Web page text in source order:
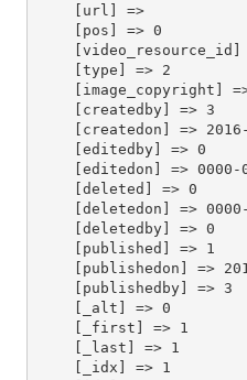
    [url] =>
    [pos] => 0
[video_resource_id]
    [type] => 2
[image_copyright]
    [createdby] => 3
[createdon] =>
    [editedby] => 0
[editedon] => 0000-
    [deleted] => 0
[deletedon] =>
    [deletedby] => 0
    [published] => 1
[publishedon] =>
    [publishedby] => 3
    [_alt] => 0
    [_first] => 1
    [_last] => 1
    [_idx] => 1